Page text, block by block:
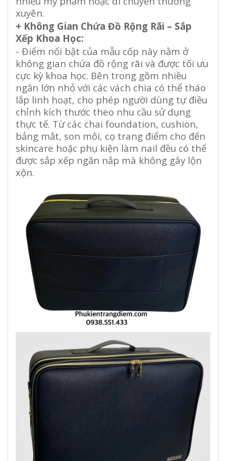
xuyên.
+ Không Gian Chứa Đồ Rộng Rãi – Sắp
Xếp Khoa Học:
- Điểm nổi bật của mẫu cốp này nằm ở
không gian chứa đồ rộng rãi và được tối ưu
cực kỳ khoa học. Bên trong gồm nhiều
ngăn lớn nhỏ với các vách chia có thể tháo
lắp linh hoạt, cho phép người dùng tự điều
chỉnh kích thước theo nhu cầu sử dụng
thực tế. Từ các chai foundation, cushion,
bảng mắt, son môi, cọ trang điểm cho đến
skincare hoặc phụ kiện làm nail đều có thể
được sắp xếp ngăn nắp mà không gây lộn
xộn.